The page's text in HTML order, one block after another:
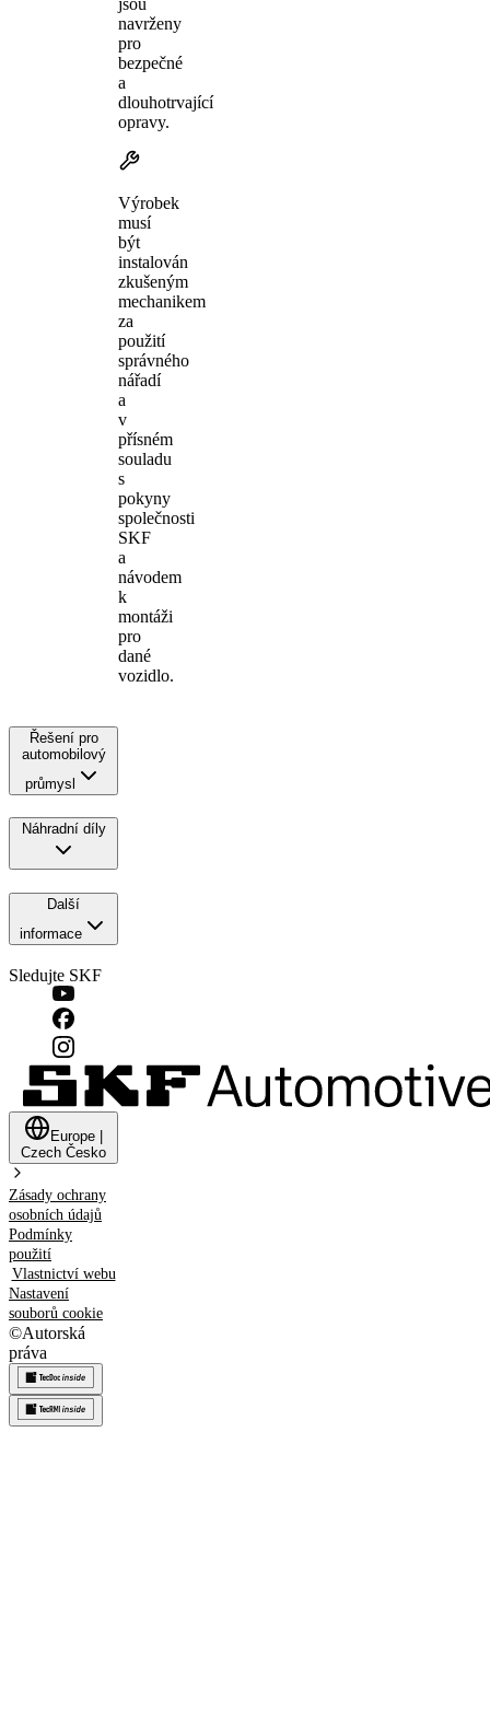
navrženy
pro
bezpečné
a
dlouhotrvající
opravy.
Výrobek
musí
být
instalován
zkušeným
mechanikem
za
použití
správného
nářadí
a
v
přísném
souladu
s
pokyny
společnosti
SKF
a
návodem
k
montáži
pro
dané
vozidlo.
Řešení pro
automobilový
průmysl
Náhradní díly
Další
informace
Sledujte SKF
Europe
Czech Česko
Zásady ochrany
osobních údajů
Podmínky
použití
Vlastnictví webu
Nastavení
souborů cookie
©Autorská
práva